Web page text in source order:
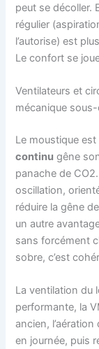
peut se décoller.
régulier
l’autorise) est
Le confort se
Ventilateurs et
mécanique
Le moustique
continu gêne
panache de
oscillation,
réduire la gêne
un autre
sans forcément
sobre, c’est
La ventilation du
performante, la
ancien,
en journée, puis